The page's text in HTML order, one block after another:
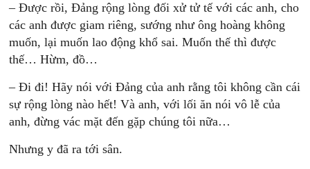
– Ðược rồi, Ðảng rộng lòng đối xử tử tế với các anh, cho
các anh được giam riêng, sướng như ông hoàng không
muốn, lại muốn lao động khổ sai. Muốn thế thì được
thế… Hừm, đồ…
– Ði đi! Hãy nói với Ðảng của anh rằng tôi không cần cái
sự rộng lòng nào hết! Và anh, với lối ăn nói vô lễ của
anh, đừng vác mặt đến gặp chúng tôi nữa…
Nhưng y đã ra tới sân.